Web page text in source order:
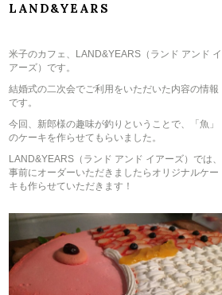
LAND&YEARS
米子のカフェ、
LAND&YEARS（ランド アンド イ
アーズ）です。
結婚式の二次会でご利用をいただいた内容の情報
です。
今回、新郎様の趣味が釣りということで、「魚」
のケーキを作らせてもらいました。
LAND&YEARS（ランド アンド イアーズ）では、
事前にオーダーいただきましたらオリジナルケー
キも作らせていただきます！